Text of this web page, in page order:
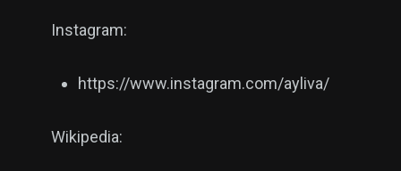
Instagram:
https://www.instagram.com/ayliva/
Wikipedia: